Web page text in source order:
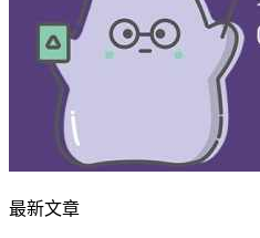
最新文章